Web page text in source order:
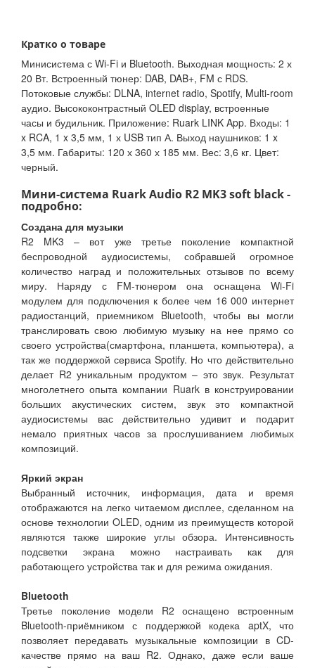
Кратко о товаре
Минисистема с Wi-Fi и Bluetooth. Выходная мощность: 2 х
20 Вт. Встроенный тюнер: DAB, DAB+, FM с RDS.
Потоковые службы: DLNA, internet radio, Spotify, Multi-room
аудио. Высококонтрастный OLED display, встроенные
часы и будильник. Приложение: Ruark LINK App. Входы: 1
x RCA, 1 x 3,5 мм, 1 х USB тип А. Выход наушников: 1 x
3,5 мм. Габариты: 120 х 360 х 185 мм. Вес: 3,6 кг. Цвет:
черный.
Мини-система Ruark Audio R2 MK3 soft black -
подробно:
Создана для музыки
R2 MK3 – вот уже третье поколение компактной
беспроводной аудиосистемы, собравшей огромное
количество наград и положительных отзывов по всему
миру. Наряду с FM-тюнером она оснащена Wi-Fi
модулем для подключения к более чем 16 000 интернет
радиостанций, приемником Bluetooth, чтобы вы могли
транслировать свою любимую музыку на нее прямо со
своего устройства(смартфона, планшета, компьютера), а
так же поддержкой сервиса Spotify. Но что действительно
делает R2 уникальным продуктом – это звук. Результат
многолетнего опыта компании Ruark в конструировании
больших акустических систем, звук это компактной
аудиосистемы вас действительно удивит и подарит
немало приятных часов за прослушиванием любимых
композиций.
Яркий экран
Выбранный источник, информация, дата и время
отображаются на легко читаемом дисплее, сделанном на
основе технологии OLED, одним из преимуществ которой
являются также широкие углы обзора. Интенсивность
подсветки экрана можно настраивать как для
работающего устройства так и для режима ожидания.
Bluetooth
Третье поколение модели R2 оснащено встроенным
Bluetooth-приёмником с поддержкой кодека aptX, что
позволяет передавать музыкальные композиции в CD-
качестве прямо на ваш R2. Однако, даже если ваше